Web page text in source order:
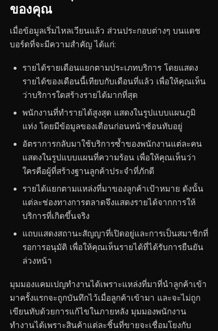
ของคุณ
เมื่อข้อมูลเริ่มไหลเวียนแล้ว ส่วนประกอบต่างๆ บนแดช
บอร์ดที่จะมีความสำคัญ ได้แก่:
รายได้รายเดือนแยกตามประเภทบริการ โดยแสดง
รายได้ของเดือนนี้เทียบกับเดือนที่แล้ว เพื่อให้คุณเห็น
ว่าบริการใดสร้างรายได้มากที่สุด
พนักงานที่ทำรายได้สูงสุด แสดงในรูปแบบแผนภูมิ
แท่ง โดยมีข้อมูลของเดือนก่อนหน้าซ้อนทับอยู่
อัตราการกลับมาใช้บริการซ้ำของพนักงานแต่ละคน
แสดงในรูปแบบแผนที่ความร้อน เพื่อให้คุณเห็นว่า
ใครคือผู้ที่สร้างฐานลูกค้าประจำที่ภักดี
รายได้แยกตามแหล่งที่มาของลูกค้าเป้าหมาย ดังนั้น
แต่ละช่องทางการตลาดจึงแสดงรายได้จากการให้
บริการที่เกิดขึ้นจริง
แถบแสดงสถานะสัญญาที่เปิดอยู่และการเป็นสมาชิกที่
รอการอนุมัติ เพื่อให้คุณเห็นรายได้ที่ได้รับการยืนยัน
ล่วงหน้า
มุมมองแคมเปญทำงานได้เพราะแหล่งที่มาที่นำลูกค้าเข้า
มาครั้งแรกจะถูกบันทึกไว้เมื่อลูกค้าเข้ามา และจะไม่ถูก
เขียนทับด้วยการแก้ไขในภายหลัง มุมมองพนักงาน
ทำงานได้เพราะสินค้าแต่ละชิ้นที่ขายจะเชื่อมโยงกับ